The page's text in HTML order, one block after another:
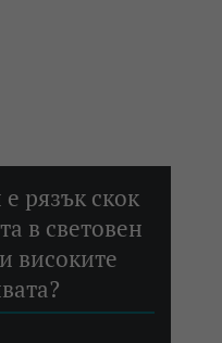
рязък скок
в световен
високите